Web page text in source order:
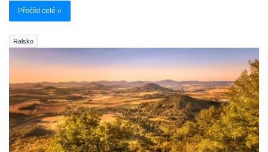
Přečíst celé »
Ralsko